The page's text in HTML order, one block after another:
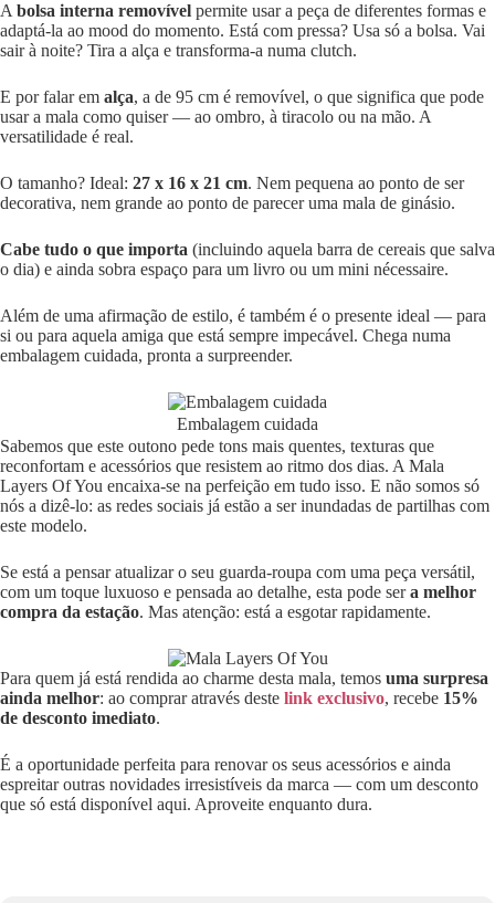
A bolsa interna removível permite usar a peça de diferentes formas e
adaptá-la ao mood do momento. Está com pressa? Usa só a bolsa. Vai
sair à noite? Tira a alça e transforma-a numa clutch.
E por falar em alça, a de 95 cm é removível, o que significa que pode
usar a mala como quiser — ao ombro, à tiracolo ou na mão. A
versatilidade é real.
O tamanho? Ideal: 27 x 16 x 21 cm. Nem pequena ao ponto de ser
decorativa, nem grande ao ponto de parecer uma mala de ginásio.
Cabe tudo o que importa (incluindo aquela barra de cereais que salva
o dia) e ainda sobra espaço para um livro ou um mini nécessaire.
Além de uma afirmação de estilo, é também é o presente ideal — para
si ou para aquela amiga que está sempre impecável. Chega numa
embalagem cuidada, pronta a surpreender.
Embalagem cuidada
Sabemos que este outono pede tons mais quentes, texturas que
reconfortam e acessórios que resistem ao ritmo dos dias. A Mala
Layers Of You encaixa-se na perfeição em tudo isso. E não somos só
nós a dizê-lo: as redes sociais já estão a ser inundadas de partilhas com
este modelo.
Se está a pensar atualizar o seu guarda-roupa com uma peça versátil,
com um toque luxuoso e pensada ao detalhe, esta pode sera melhor
compra da estação. Mas atenção: está a esgotar rapidamente.
Para quem já está rendida ao charme desta mala, temos uma surpresa
ainda melhor: ao comprar através deste link exclusivo, recebe 15%
de desconto imediato.
É a oportunidade perfeita para renovar os seus acessórios e ainda
espreitar outras novidades irresistíveis da marca — com um desconto
que só está disponível aqui. Aproveite enquanto dura.